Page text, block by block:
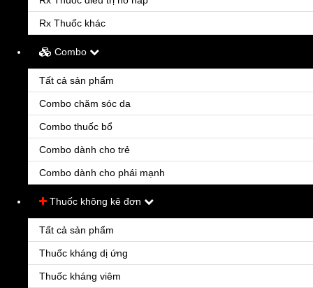
Rx Thuốc khác
Combo
Tất cả sản phẩm
Combo chăm sóc da
Combo thuốc bổ
Combo dành cho trẻ
Combo dành cho phái mạnh
Thuốc không kê đơn
Tất cả sản phẩm
Thuốc kháng dị ứng
Thuốc kháng viêm
LUOTAI SOFT CAPSULE
Đánh giá:4.3 (5)|
pha cấp của đột quỵ nhồi máu não - di chứng của bệnh mạch máu
não, ngăn ngừa đột quỵ tái phát
Qui cách: Hộp
Nhóm: Thuốc không kê đơn